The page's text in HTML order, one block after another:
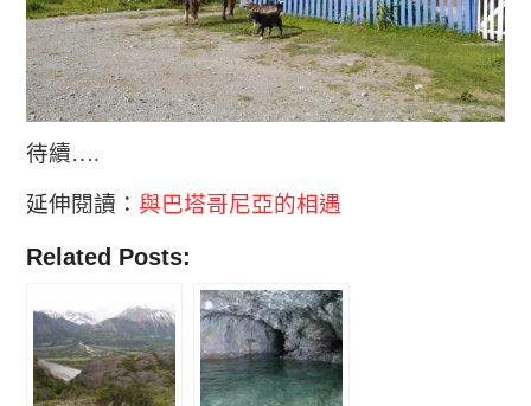
待續….
延伸閱讀：與巴塔哥尼亞的相遇
Related Posts: